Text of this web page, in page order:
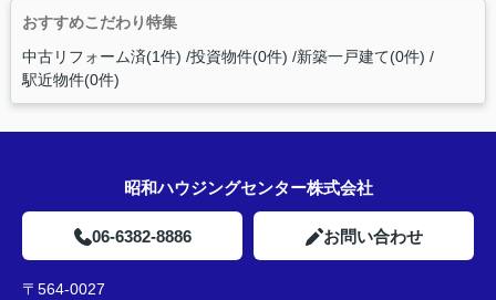
おすすめこだわり特集
中古リフォーム済(1件) 投資物件(0件) 新築一戸建て(0件)
駅近物件(0件)
昭和ハウジングセンター株式会社
06-6382-8886 お問い合わせ
〒564-0027